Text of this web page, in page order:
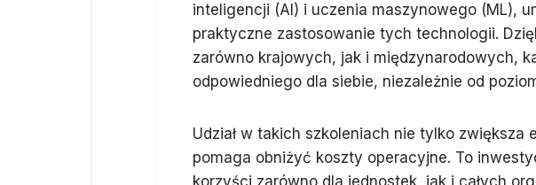
inteligencji (AI) i uczenia maszynowego (ML),
praktyczne zastosowanie tych technologii.
zarówno krajowych, jak i międzynarodowych,
odpowiedniego dla siebie, niezależnie od
Udział w takich szkoleniach nie tylko zwiększa
pomaga obniżyć koszty operacyjne. To
korzyści zarówno dla jednostek, jak i całych